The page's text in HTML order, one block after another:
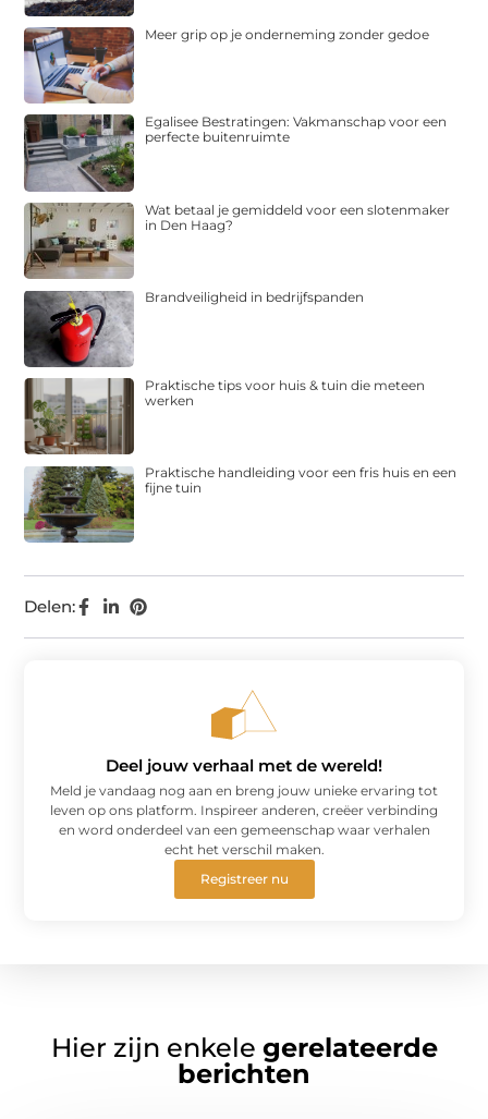
Delen:
Meer grip op je onderneming zonder gedoe
Egalisee Bestratingen: Vakmanschap voor een
perfecte buitenruimte
Wat betaal je gemiddeld voor een slotenmaker
in Den Haag?
Brandveiligheid in bedrijfspanden
Praktische tips voor huis & tuin die meteen
werken
Praktische handleiding voor een fris huis en een
fijne tuin
Deel jouw verhaal met de wereld!
Meld je vandaag nog aan en breng jouw unieke ervaring tot
leven op ons platform. Inspireer anderen, creëer verbinding
en word onderdeel van een gemeenschap waar verhalen
echt het verschil maken.
Registreer nu
Hier zijn enkele gerelateerde
berichten